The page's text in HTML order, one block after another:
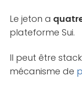
Le jeton a
plateforme Sui.
Il peut être
mécanisme de